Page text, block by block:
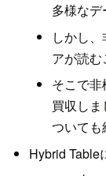
多様なデ
しかし
アが読む
そこで
買収し
ついても
Hybrid Table